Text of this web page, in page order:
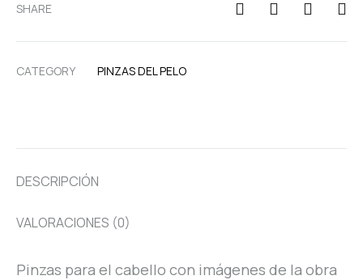
SHARE
CATEGORY PINZAS DEL PELO
DESCRIPCIÓN
VALORACIONES (0)
Pinzas para el cabello con imágenes de la obra